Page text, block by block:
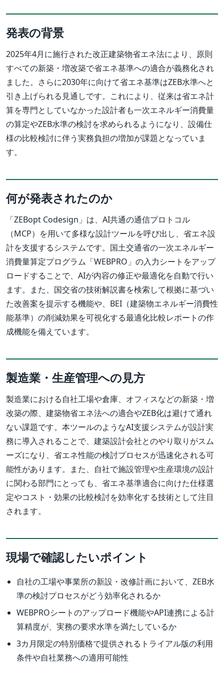
発表の背景
2025年4月に施行された改正建築物省エネ法により、原則
すべての新築・増改築で省エネ基準への適合が義務化され
ました。さらに2030年に向けて省エネ基準はZEB水準へと
引き上げられる見通しです。これにより、従来は省エネ計
算を専門としていなかった設計者も一次エネルギー消費量
の算定やZEB水準の検討を求められるようになり、設備仕
様の比較検討に伴う実務負担の増加が課題となっていま
す。
何が発表されたのか
「ZEBopt Codesign」は、AI共通の通信プロトコル
（MCP）を用いて多様な設計ツールを呼び出し、省エネ設
計を支援するシステムです。国土交通省の一次エネルギー
消費量算定プログラム「WEBPRO」の入力シートをアップ
ロードすることで、AIが内容の修正や最適化を自動で行い
ます。また、国交省の技術解説書を検索して根拠に基づい
た改善案を提示する機能や、BEI（建築物エネルギー消費性
能基準）の削減効果を可視化する最適化比較レポートの作
成機能を備えています。
製造業・生産管理への見方
製造業における自社工場や倉庫、オフィスなどの新築・増
改築の際、建築物省エネ法への適合やZEB化は避けて通れ
ない課題です。本ツールのようなAI支援システムが設計実
務に導入されることで、建築設計会社とのやり取りがスム
ーズになり、省エネ性能の検討プロセスが迅速化される可
能性があります。また、自社で施設管理や生産環境の設計
に関わる部門にとっても、省エネ基準適合に向けた仕様選
定やコスト・効果の比較検討を効率化する技術として注目
されます。
現場で確認したいポイント
自社の工場や事業所の新設・改修計画において、ZEB水
準の検討プロセスがどう効率化されるか
WEBPROシートのアップロード機能やAPI連携による計
算精度が、実務の要求水準を満たしているか
3カ月限定の特別価格で提供されるトライアル版の利用
条件や自社業務への適用可能性